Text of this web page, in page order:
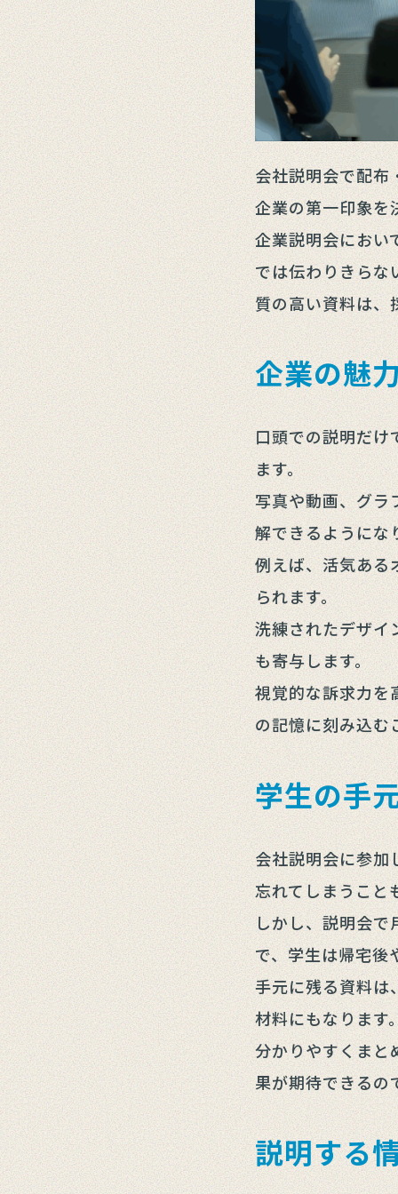
会社説明会で配布
企業の第一印象を
企業説明会におい
では伝わりきらな
質の高い資料は、
企業の魅
口頭での説明だ
ます。
写真や動画、グラ
解できるようにな
例えば、活気ある
られます。
洗練されたデザイ
も寄与します。
視覚的な訴求力を
の記憶に刻み込む
学生の手
会社説明会に参加
忘れてしまうこと
しかし、説明会で
で、学生は帰宅後
手元に残る資料は
材料にもなります
分かりやすくまと
果が期待できるの
説明する